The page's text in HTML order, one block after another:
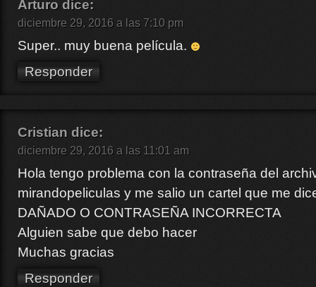
Arturo dice:
diciembre 29, 2016 a las 7:10 pm
Super.. muy buena película.
Responder
Cristian dice:
diciembre 29, 2016 a las 11:01 am
Hola tengo problema con la contraseña del
mirandopeliculas y me salio un cartel que me
DAÑADO O CONTRASEÑA INCORRECTA
Alguien sabe que debo hacer
Muchas gracias
Responder